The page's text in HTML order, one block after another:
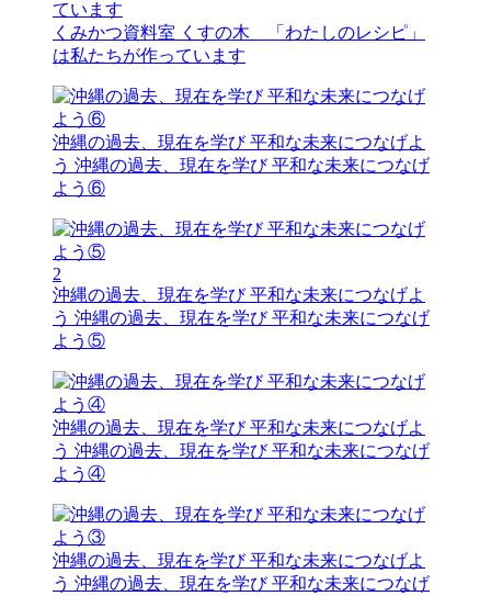
くみかつ資料室 くすの木 「わたしのレシピ」
は私たちが作っています
沖縄の過去、現在を学び 平和な未来につなげよ
う 沖縄の過去、現在を学び 平和な未来につなげ
よう⑥
2
沖縄の過去、現在を学び 平和な未来につなげよ
う 沖縄の過去、現在を学び 平和な未来につなげ
よう⑤
沖縄の過去、現在を学び 平和な未来につなげよ
う 沖縄の過去、現在を学び 平和な未来につなげ
よう④
沖縄の過去、現在を学び 平和な未来につなげよ
う 沖縄の過去、現在を学び 平和な未来につなげ